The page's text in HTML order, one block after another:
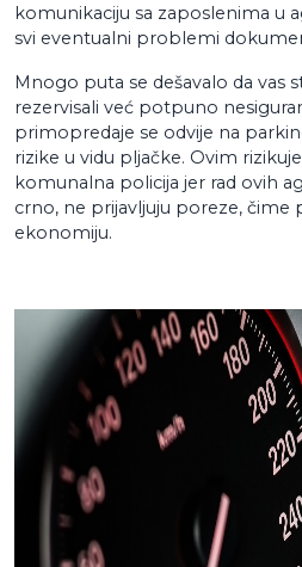
komunikaciju sa zaposlenima u
svi eventualni problemi
Mnogo puta se dešavalo da vas
rezervisali već potpuno
primopredaje se odvije na
rizike u vidu pljačke. Ovim
komunalna policija jer rad ovih
crno, ne prijavljuju poreze, čime
ekonomiju.